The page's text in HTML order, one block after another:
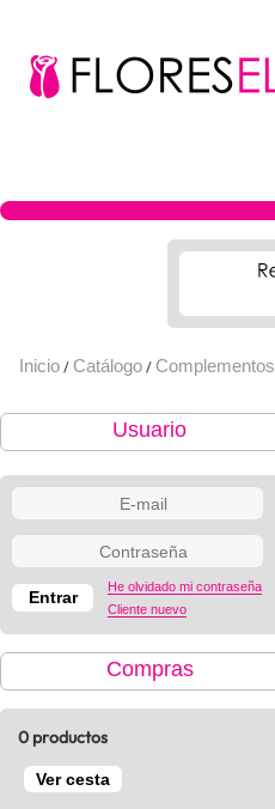
Inicio / Catálogo / Complementos
Usuario
He olvidado mi contraseña
Cliente nuevo
Compras
0 productos
Ver cesta